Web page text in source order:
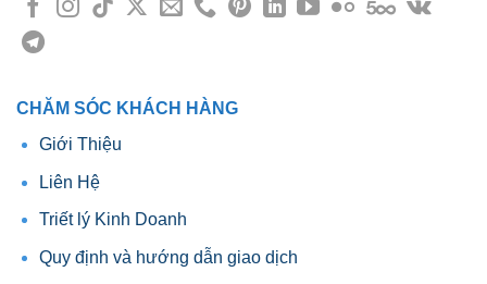
chọn
CHĂM SÓC KHÁCH HÀNG
Giới Thiệu
Liên Hệ
Triết lý Kinh Doanh
Quy định và hướng dẫn giao dịch